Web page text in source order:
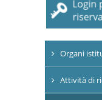
Organi
Attività di